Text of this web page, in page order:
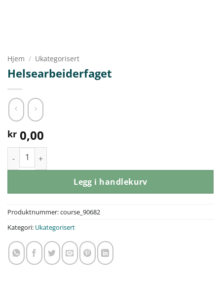
Hjem / Ukategorisert
Helsearbeiderfaget
kr 0,00
Helsearbeiderfaget antall
Legg i handlekurv
Produktnummer:course_90682
Kategori: Ukategorisert